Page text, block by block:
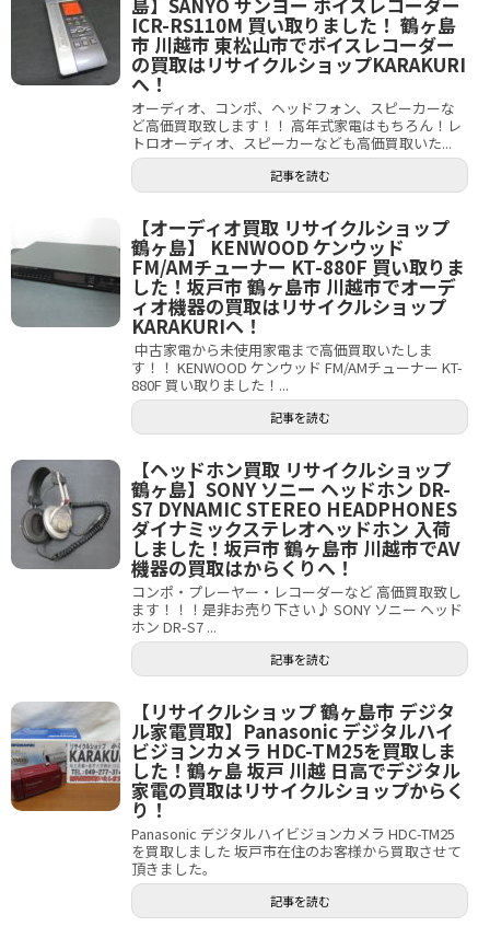
ICR-RS110M 買い取りました！ 鶴ヶ島
市 川越市 東松山市でボイスレコーダー
の買取はリサイクルショップKARAKURI
へ！
オーディオ、コンポ、ヘッドフォン、スピーカーな
ど高価買取致します！！ 高年式家電はもちろん！レ
トロオーディオ、スピーカーなども高価買取いた...
記事を読む
【オーディオ買取 リサイクルショップ
鶴ヶ島】 KENWOOD ケンウッド
FM/AMチューナー KT-880F 買い取りま
した！坂戸市 鶴ヶ島市 川越市でオーデ
ィオ機器の買取はリサイクルショップ
KARAKURIへ！
中古家電から未使用家電まで高価買取いたしま
す！！ KENWOOD ケンウッド FM/AMチューナー KT-
880F 買い取りました！...
記事を読む
【ヘッドホン買取 リサイクルショップ
鶴ヶ島】SONY ソニー ヘッドホン DR-
S7 DYNAMIC STEREO HEADPHONES
ダイナミックステレオヘッドホン 入荷
しました！坂戸市 鶴ヶ島市 川越市でAV
機器の買取はからくりへ！
コンポ・プレーヤー・レコーダーなど 高価買取致し
ます！！！是非お売り下さい♪ SONY ソニー ヘッド
ホン DR-S7 ...
記事を読む
【リサイクルショップ 鶴ヶ島市 デジタ
ル家電買取】Panasonic デジタルハイ
ビジョンカメラ HDC-TM25を買取しま
した！鶴ヶ島 坂戸 川越 日高でデジタル
家電の買取はリサイクルショップからく
り！
Panasonic デジタルハイビジョンカメラ HDC-TM25
を買取しました 坂戸市在住のお客様から買取させて
頂きました。
記事を読む